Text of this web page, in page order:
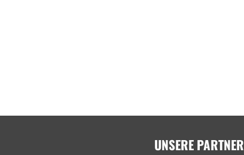
UNSERE PARTNER